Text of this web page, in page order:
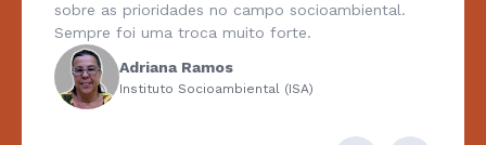
sobre as prioridades no campo socioambiental.
Sempre foi uma troca muito forte.
Adriana Ramos
Instituto Socioambiental (ISA)